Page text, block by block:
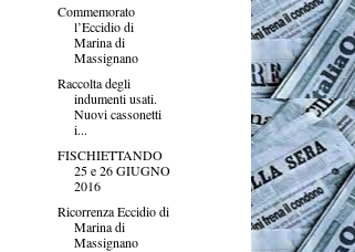
Commemorato
l’Eccidio di
Marina di
Massignano
Raccolta degli
indumenti usati.
Nuovi cassonetti
i...
FISCHIETTANDO
25 e 26 GIUGNO
2016
Ricorrenza Eccidio di
Marina di
Massignano